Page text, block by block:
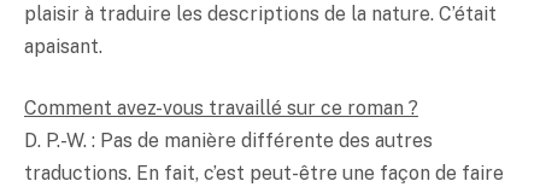
plaisir à traduire les descriptions de la nature. C’était
apaisant.
Comment avez-vous travaillé sur ce roman ?
D. P.-W. : Pas de manière différente des autres
traductions. En fait, c’est peut-être une façon de faire